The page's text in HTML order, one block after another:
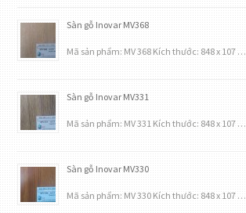
Sàn gỗ Inovar MV368
Mã sản phẩm: MV 368 Kích thước: 848 x 107 …
Sàn gỗ Inovar MV331
Mã sản phẩm: MV 331 Kích thước: 848 x 107 …
Sàn gỗ Inovar MV330
Mã sản phẩm: MV 330 Kích thước: 848 x 107 …